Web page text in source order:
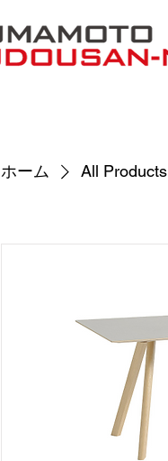
ホーム All Products